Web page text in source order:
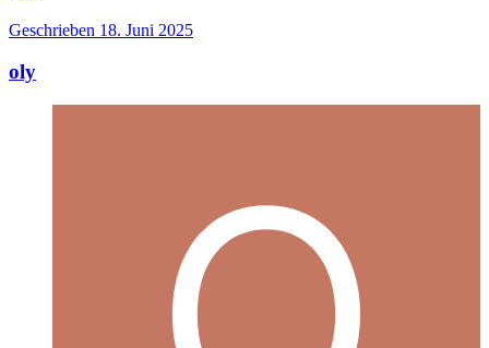
Geschrieben 18. Juni 2025
oly